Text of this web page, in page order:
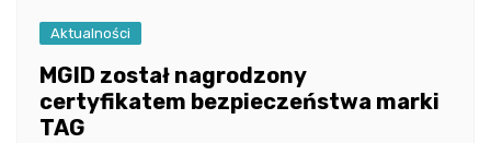
Aktualności
MGID został nagrodzony
certyfikatem bezpieczeństwa marki
TAG